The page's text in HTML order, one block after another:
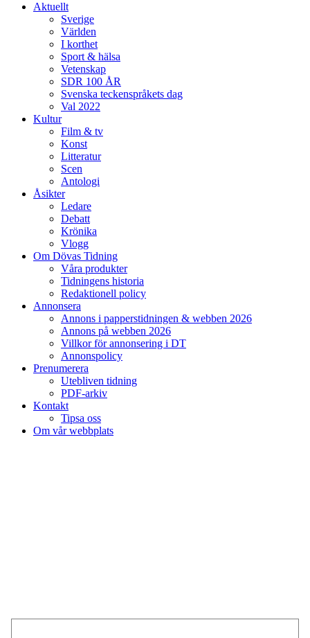
Aktuellt
Sverige
Världen
I korthet
Sport & hälsa
Vetenskap
SDR 100 ÅR
Svenska teckenspråkets dag
Val 2022
Kultur
Film & tv
Konst
Litteratur
Scen
Antologi
Åsikter
Ledare
Debatt
Krönika
Vlogg
Om Dövas Tidning
Våra produkter
Tidningens historia
Redaktionell policy
Annonsera
Annons i papperstidningen & webben 2026
Annons på webben 2026
Villkor för annonsering i DT
Annonspolicy
Prenumerera
Utebliven tidning
PDF-arkiv
Kontakt
Tipsa oss
Om vår webbplats